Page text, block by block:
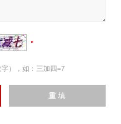
），如：三加四=7